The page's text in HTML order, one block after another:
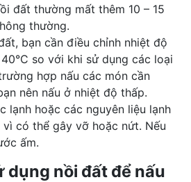
đất thường mất thêm 10 – 15
thường.
bạn cần điều chỉnh nhiệt độ
so với khi sử dụng các loại
hợp nấu các món cần
nên nấu ở nhiệt độ thấp.
lạnh hoặc các nguyên liệu lạnh
vì có thể gây vỡ hoặc nứt. Nếu
ấm.
dụng nồi đất để nấu